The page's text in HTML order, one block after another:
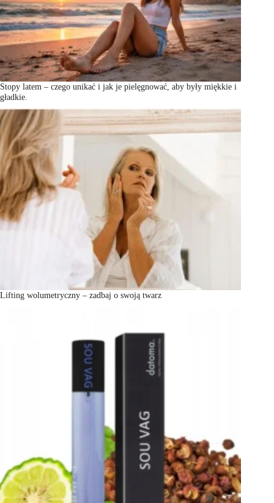
Stopy latem – czego unikać i jak je pielęgnować, aby były miękkie i
gładkie.
Lifting wolumetryczny – zadbaj o swoją twarz